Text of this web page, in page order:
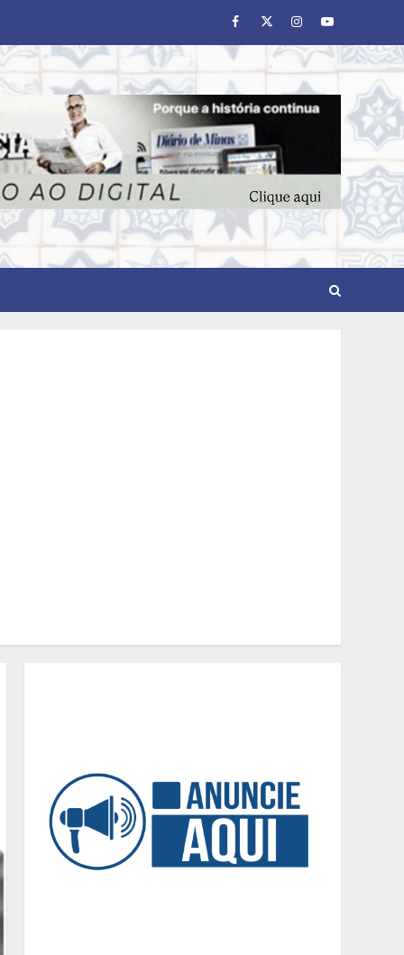
Facebook
TwitterInstagram
Youtube
Festival da Doçaria e
Museu Mariano Procópio
1
e reforça perspectivas
para a construção civil no
DF